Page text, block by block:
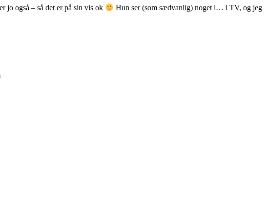
jo også – så det er på sin vis ok
Hun ser (som sædvanlig) noget l… i TV, og jeg